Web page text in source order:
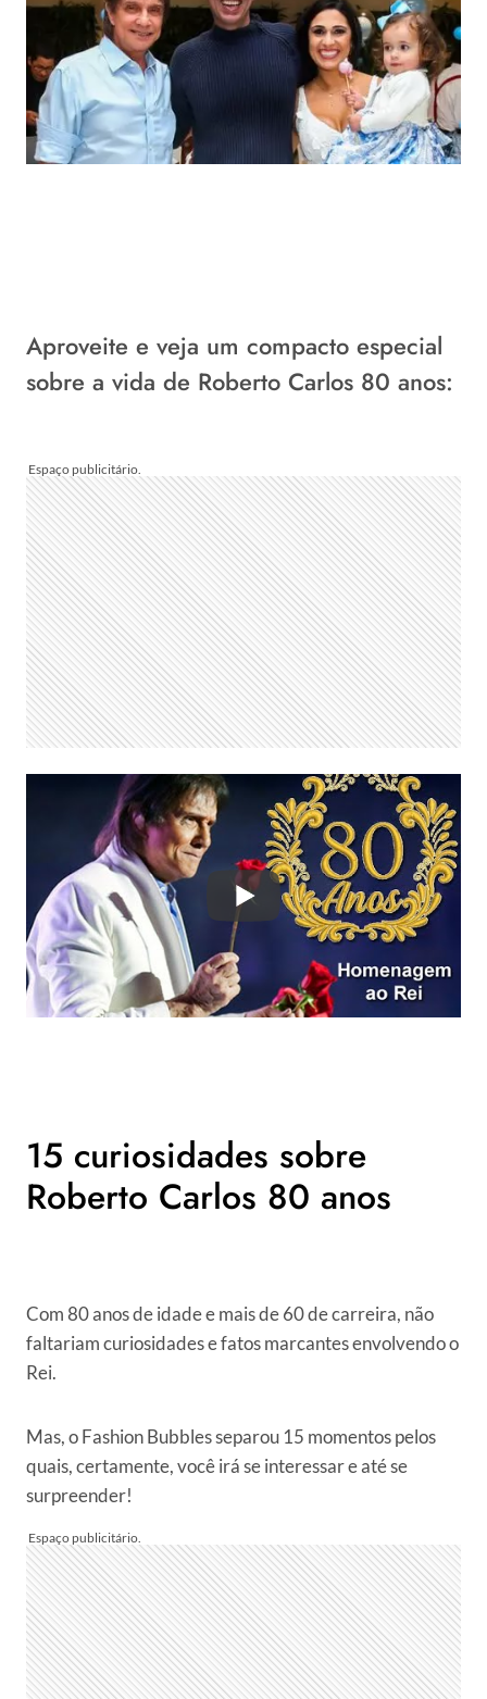
Aproveite e veja um compacto especial
sobre a vida de Roberto Carlos 80 anos:
15 curiosidades sobre
Roberto Carlos 80 anos
Com 80 anos de idade e mais de 60 de carreira, não
faltariam curiosidades e fatos marcantes envolvendo o
Rei.
Mas, o Fashion Bubbles separou 15 momentos pelos
quais, certamente, você irá se interessar e até se
surpreender!